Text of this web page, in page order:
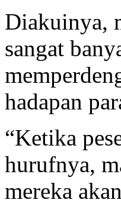
Diakuinya,
sangat
hadapan
“Ketika
hurufnya,
mereka